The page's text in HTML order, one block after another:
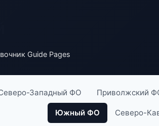
Guide Pages
Западный ФО Приволжский
Южный ФО Северо-